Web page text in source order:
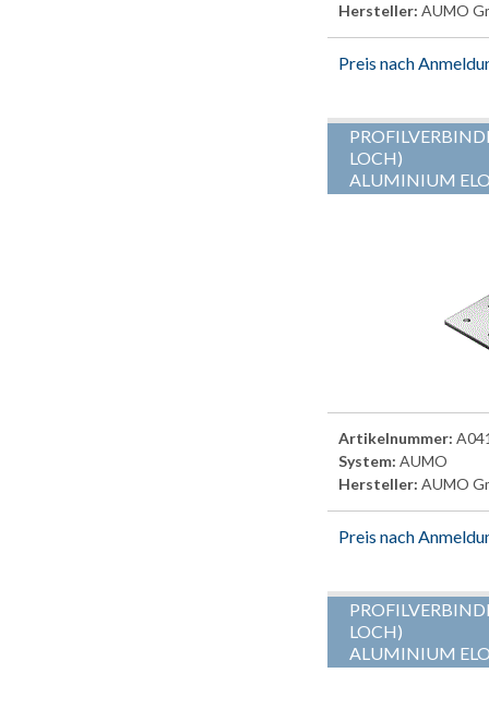
Hersteller: AUMO
Preis nach
LOCH)
ALUMINIUM
Artikelnummer:
System: AUMO
Hersteller: AUMO
Preis nach
LOCH)
ALUMINIUM